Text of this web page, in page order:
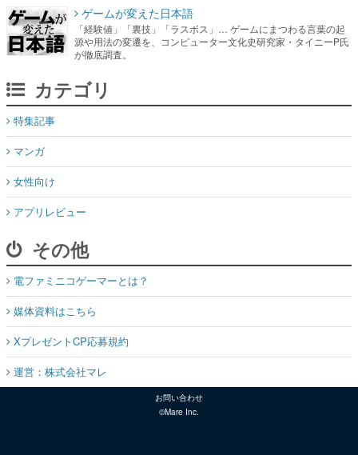
ゲームが変えた日本語
「経験値」「裏技」「ラスボス」… ゲームにまつわる言葉の起
源や用法の変遷を、コンピューター文化史研究家・タイニーP氏
が徹底調査。
カテゴリ
特集記事
マンガ
女性向け
アプリレビュー
その他
電ファミニコゲーマーとは？
媒体資料はこちら
XプレゼントCP応募規約
運営：株式会社マレ
お問い合わせ
©Mare Inc.